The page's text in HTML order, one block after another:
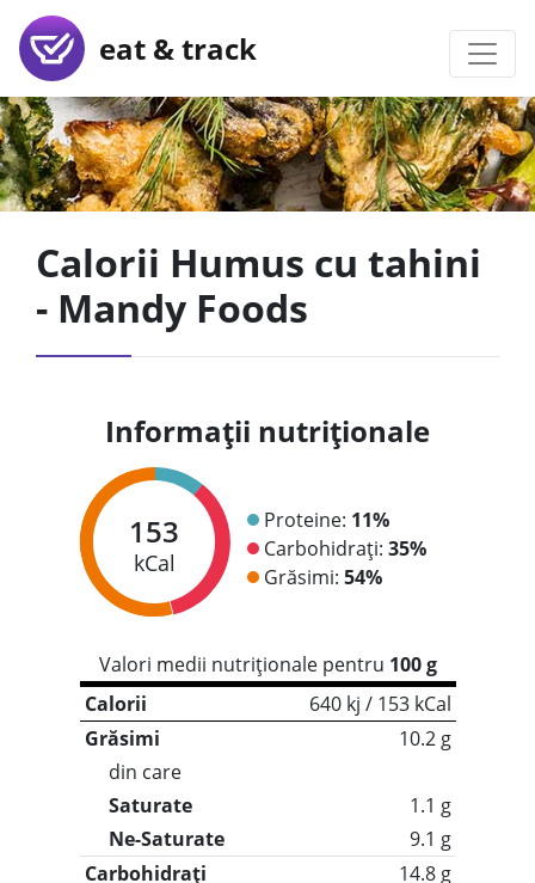
eat & track
Calorii Humus cu tahini
- Mandy Foods
Informații nutriționale
153
kCal
Proteine: 11%
Carbohidrați: 35%
Grăsimi: 54%
Valori medii nutriționale pentru 100 g
Calorii
640 kj / 153 kCal
Grăsimi
10.2 g
din care
Saturate
1.1 g
Ne-Saturate
9.1 g
Carbohidrați
14.8 g